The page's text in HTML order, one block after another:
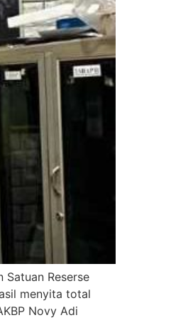
Reserse
menyita total
Novy Adi